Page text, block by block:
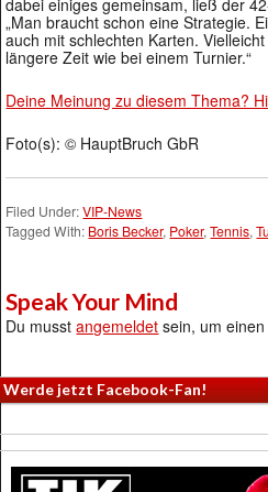
dabei einiges gemeinsam, ließ der
„Man braucht schon eine Strategie.
auch mit schlechten Karten.
längere Zeit wie bei einem Turnier.“
Deine Meinung zu diesem Thema?
Foto(s): © HauptBruch GbR
Filed Under:VIP-News
Tagged With: Boris Becker, Poker,Tennis,
Speak Your Mind
Du musstangemeldet sein, um
Werde jetzt Facebook-Fan!